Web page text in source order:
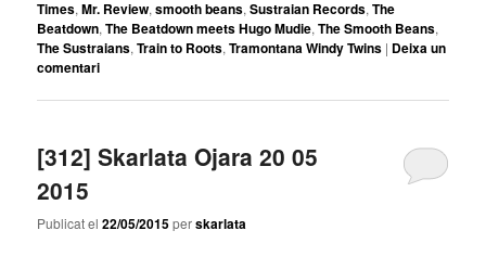
Times,Mr. Review,smooth beans,Sustraian Records,The
Beatdown,The Beatdown meets Hugo Mudie,The Smooth Beans,
The Sustraians,Train to Roots,Tramontana Windy Twins | Deixa un
comentari
[312] Skarlata Ojara 20 05
2015
Publicat el22/05/2015perskarlata